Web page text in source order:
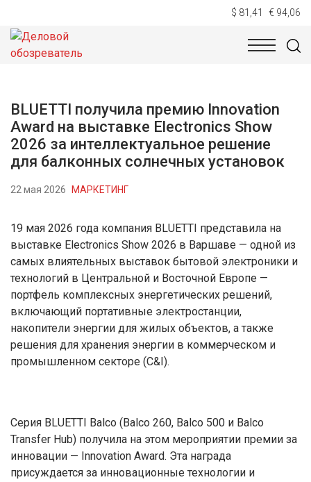
$ 81,41 € 94,06
НОВОСТИ
BLUETTI получила премию Innovation
Award на выставке Electronics Show
2026 за интеллектуальное решение
для балконных солнечных установок
22 мая 2026 МАРКЕТИНГ
19 мая 2026 года компания BLUETTI представила на
выставке Electronics Show 2026 в Варшаве — одной из
самых влиятельных выставок бытовой электроники и
технологий в Центральной и Восточной Европе —
портфель комплексных энергетических решений,
включающий портативные электростанции,
накопители энергии для жилых объектов, а также
решения для хранения энергии в коммерческом и
промышленном секторе (C&I).
Серия BLUETTI Balco (Balco 260, Balco 500 и Balco
Transfer Hub) получила на этом мероприятии премии за
инновации — Innovation Award. Эта награда
присуждается за инновационные технологии и